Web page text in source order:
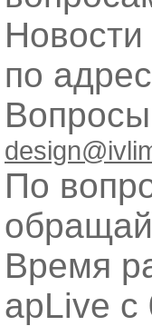
по
По
Время
apLive c